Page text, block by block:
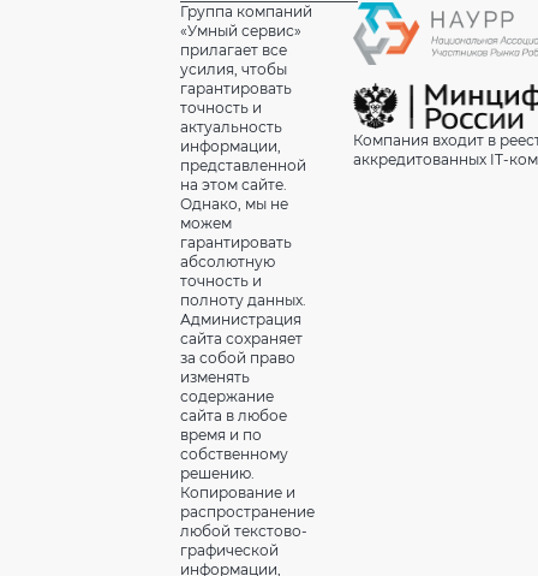
Группа компаний
«Умный сервис»
прилагает все
усилия, чтобы
гарантировать
точность и
актуальность
информации,
представленной
на этом сайте.
Однако, мы не
можем
гарантировать
абсолютную
точность и
полноту данных.
Администрация
сайта сохраняет
за собой право
изменять
содержание
сайта в любое
время и по
собственному
решению.
Копирование и
распространение
любой текстово-
графической
информации,
Компания входит в
аккредитованных IT-